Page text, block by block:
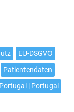
EU-DSGVO
Patientendaten
Portugal | Portugal